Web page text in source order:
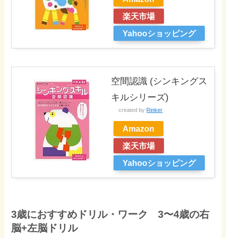
楽天市場
Yahooショッピング
空間認識 (シンキングス
キルシリーズ)
created by Rinker
Amazon
楽天市場
Yahooショッピング
3歳におすすめドリル・ワーク 3〜4歳の右
脳+左脳ドリル